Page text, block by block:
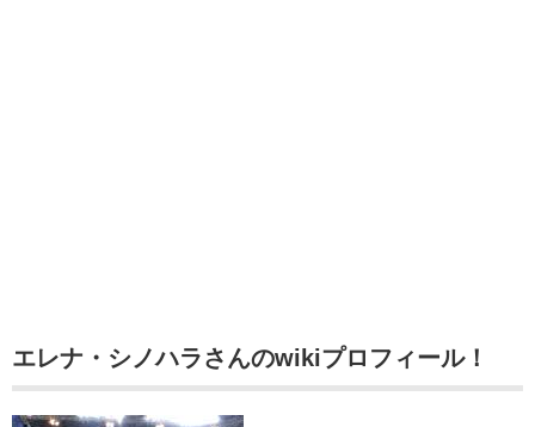
エレナ・シノハラさんのwikiプロフィール！